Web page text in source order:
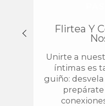
Flirtea Y
Unirte a
íntimas es
guiño: